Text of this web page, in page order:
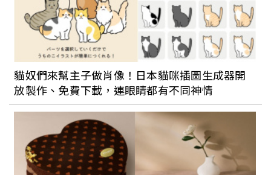
貓奴們來幫主子做肖像！日本貓咪插圖生成器開
放製作、免費下載，連眼睛都有不同神情